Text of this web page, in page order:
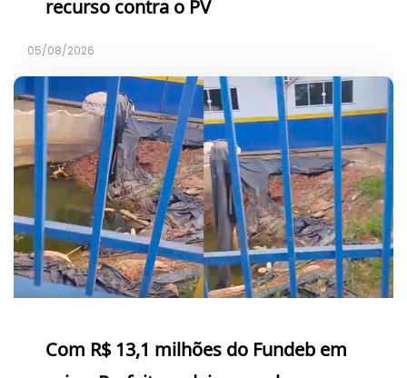
recurso contra o PV
05/08/2026
Com R$ 13,1 milhões do Fundeb em